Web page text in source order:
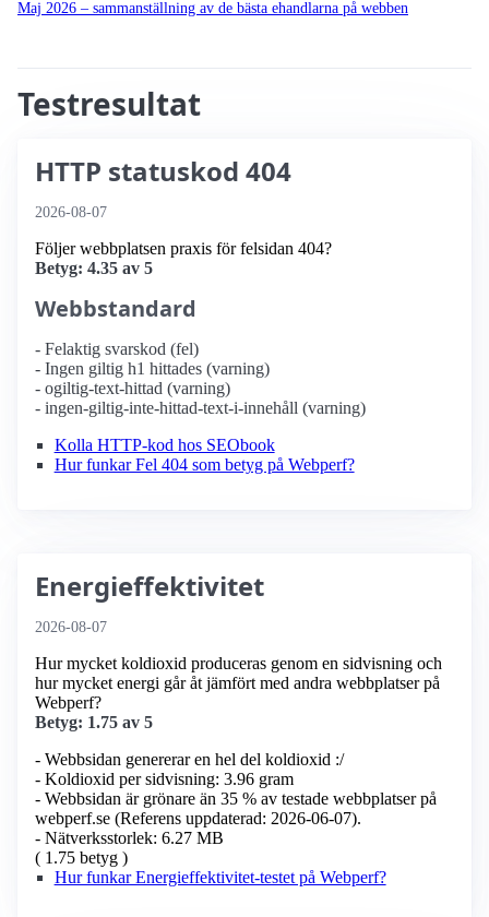
Maj 2026 – sammanställning av de bästa ehandlarna på webben
Testresultat
HTTP statuskod 404
2026-08-07
Följer webbplatsen praxis för felsidan 404?
Betyg: 4.35 av 5
Webbstandard
- Felaktig svarskod (fel)
- Ingen giltig h1 hittades (varning)
- ogiltig-text-hittad (varning)
- ingen-giltig-inte-hittad-text-i-innehåll (varning)
Kolla HTTP-kod hos SEObook
Hur funkar Fel 404 som betyg på Webperf?
Energieffektivitet
2026-08-07
Hur mycket koldioxid produceras genom en sidvisning och
hur mycket energi går åt jämfört med andra webbplatser på
Webperf?
Betyg: 1.75 av 5
- Webbsidan genererar en hel del koldioxid :/
- Koldioxid per sidvisning: 3.96 gram
- Webbsidan är grönare än 35 % av testade webbplatser på
webperf.se (Referens uppdaterad: 2026-06-07).
- Nätverksstorlek: 6.27 MB
( 1.75 betyg )
Hur funkar Energieffektivitet-testet på Webperf?